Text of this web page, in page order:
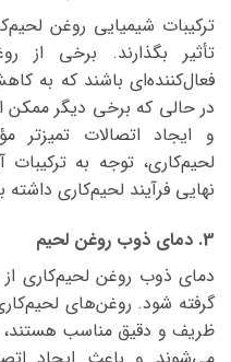
ترکیبات شیمیایی روغن
تأثیر بگذارند. برخی
فعال‌کننده‌ای باشند که به
در حالی که برخی دیگر ممکن
و ایجاد اتصالات تمیزتر
لحیم‌کاری، توجه به ترکیبات
نهایی فرآیند لحیم‌کاری داشته
3. دمای ذوب روغن لحیم
دمای ذوب روغن لحیم‌کاری
گرفته شود. روغن‌های
ظریف و دقیق مناسب هستند،